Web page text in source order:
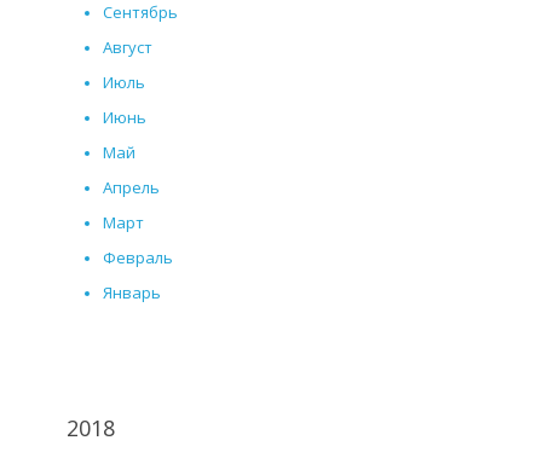
Сентябрь
Август
Июль
Июнь
Май
Апрель
Март
Февраль
Январь
2018